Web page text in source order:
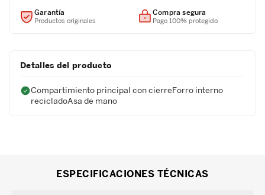
Garantía
Productos originales
Compra segura
Pago 100% protegido
Detalles del producto
Compartimiento principal con cierreForro interno
recicladoAsa de mano
ESPECIFICACIONES TÉCNICAS